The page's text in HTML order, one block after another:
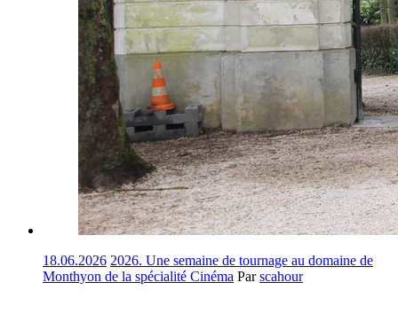
18.06.2026 2026. Une semaine de tournage au domaine de
Monthyon de la spécialité Cinéma Parscahour